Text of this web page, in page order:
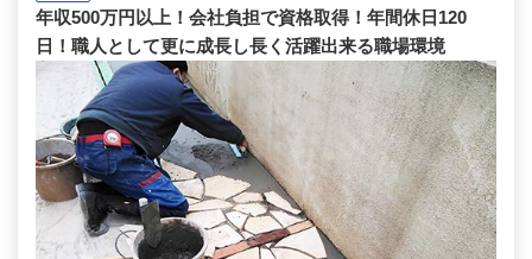
年収500万円以上！会社負担で資格取得！年間休日120
日！職人として更に成長し長く活躍出来る職場環境